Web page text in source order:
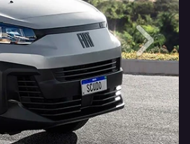
Próximo